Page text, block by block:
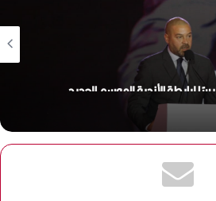
لرابطة الأندية للموسم الجديد